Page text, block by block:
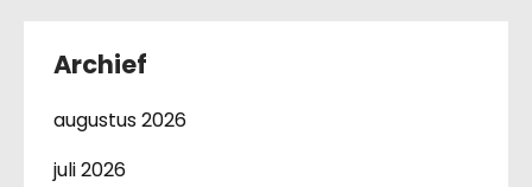
Archief
augustus 2026
juli 2026